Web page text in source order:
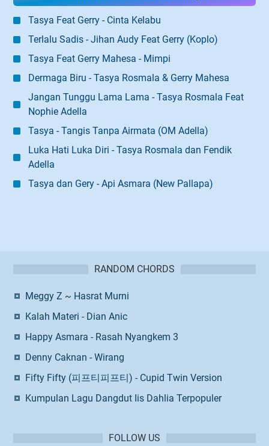
Tasya Feat Gerry - Cinta Kelabu
Terlalu Sadis - Jihan Audy Feat Gerry (Koplo)
Tasya Feat Gerry Mahesa - Mimpi
Dermaga Biru - Tasya Rosmala & Gerry Mahesa
Jangan Tunggu Lama Lama - Tasya Rosmala Feat
Nophie Adella
Tasya - Tangis Tanpa Airmata (OM Adella)
Luka Hati Luka Diri - Tasya Rosmala dan Fendik
Adella
Tasya dan Gery - Api Asmara (New Pallapa)
RANDOM CHORDS
Meggy Z ~ Hasrat Murni
Kalah Materi - Dian Anic
Happy Asmara - Rasah Nyangkem 3
Denny Caknan - Wirang
Fifty Fifty (피프티피프티) - Cupid Twin Version
Kumpulan Lagu Dangdut Iis Dahlia Terpopuler
FOLLOW US